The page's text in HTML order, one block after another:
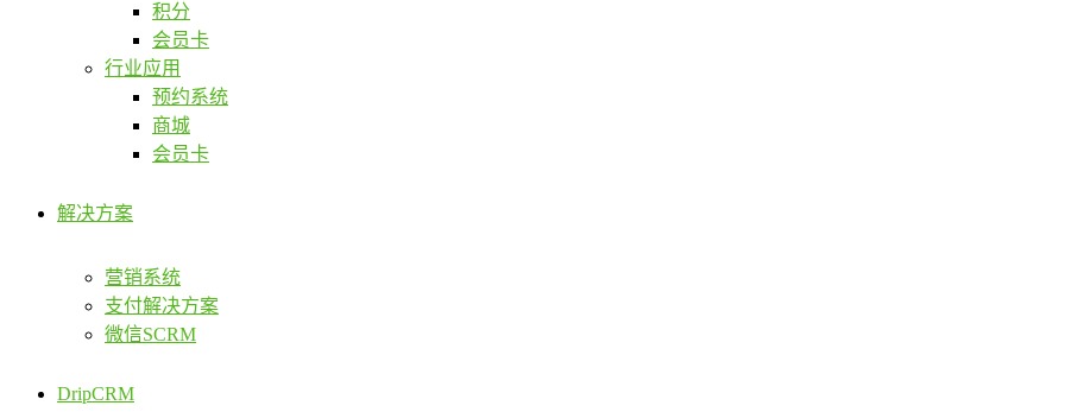
积分
会员卡
行业应用
预约系统
商城
会员卡
解决方案
营销系统
支付解决方案
微信SCRM
DripCRM